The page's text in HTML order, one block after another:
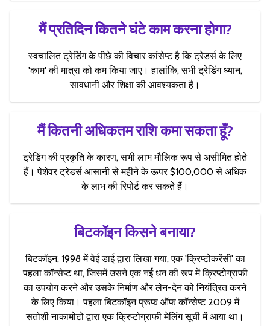
मैं प्रतिदिन कितने घंटे काम करना होगा?
स्वचालित ट्रेडिंग के पीछे की विचार कांसेप्ट है कि ट्रेडर्स के लिए
'काम' की मात्रा को कम किया जाए। हालांकि, सभी ट्रेडिंग ध्यान,
सावधानी और शिक्षा की आवश्यकता है।
मैं कितनी अधिकतम राशि कमा सकता हूँ?
ट्रेडिंग की प्रकृति के कारण, सभी लाभ मौलिक रूप से असीमित होते
हैं। पेशेवर ट्रेडर्स आसानी से महीने के ऊपर $100,000 से अधिक
के लाभ की रिपोर्ट कर सकते हैं।
बिटकॉइन किसने बनाया?
बिटकॉइन, 1998 में वेई डाई द्वारा लिखा गया, एक 'क्रिप्टोकरेंसी' का
पहला कॉन्सेप्ट था, जिसमें उसने एक नई धन की रूप में क्रिप्टोग्राफी
का उपयोग करने और उसके निर्माण और लेन-देन को नियंत्रित करने
के लिए किया। पहला बिटकॉइन प्रूफ ऑफ कॉन्सेप्ट 2009 में
सतोशी नाकामोटो द्वारा एक क्रिप्टोग्राफी मेलिंग सूची में आया था।